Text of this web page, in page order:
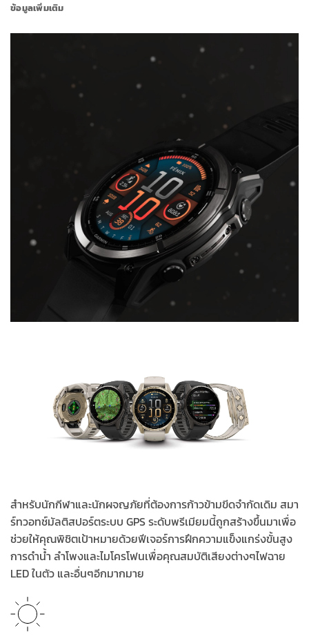
ข้อมูลเพิ่มเติม
สำหรับนักกีฬาและนักผจญภัยที่ต้องการก้าวข้ามขีดจำกัดเดิม สมา
ร์ทวอทช์มัลติสปอร์ตระบบ GPS ระดับพรีเมียมนี้ถูกสร้างขึ้นมาเพื่อ
ช่วยให้คุณพิชิตเป้าหมายด้วยฟีเจอร์การฝึกความแข็งแกร่งขั้นสูง
การดำน้ำ ลำโพงและไมโครโฟนเพื่อคุณสมบัติเสียงต่างๆไฟฉาย
LED ในตัว และอื่นๆอีกมากมาย